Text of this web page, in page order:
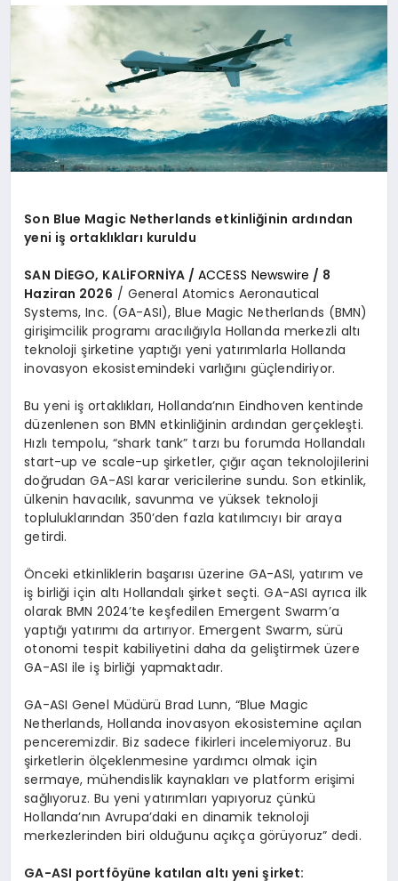
Son Blue Magic Netherlands etkinliğinin ardından
yeni iş ortaklıkları kuruldu
SAN DİEGO, KALİFORNİYA / ACCESS Newswire / 8
Haziran 2026 / General Atomics Aeronautical
Systems, Inc. (GA-ASI), Blue Magic Netherlands (BMN)
girişimcilik programı aracılığıyla Hollanda merkezli altı
teknoloji şirketine yaptığı yeni yatırımlarla Hollanda
inovasyon ekosistemindeki varlığını güçlendiriyor.
Bu yeni iş ortaklıkları, Hollanda’nın Eindhoven kentinde
düzenlenen son BMN etkinliğinin ardından gerçekleşti.
Hızlı tempolu, “shark tank” tarzı bu forumda Hollandalı
start-up ve scale-up şirketler, çığır açan teknolojilerini
doğrudan GA-ASI karar vericilerine sundu. Son etkinlik,
ülkenin havacılık, savunma ve yüksek teknoloji
topluluklarından 350’den fazla katılımcıyı bir araya
getirdi.
Önceki etkinliklerin başarısı üzerine GA-ASI, yatırım ve
iş birliği için altı Hollandalı şirket seçti. GA-ASI ayrıca ilk
olarak BMN 2024’te keşfedilen Emergent Swarm’a
yaptığı yatırımı da artırıyor. Emergent Swarm, sürü
otonomi tespit kabiliyetini daha da geliştirmek üzere
GA-ASI ile iş birliği yapmaktadır.
GA-ASI Genel Müdürü Brad Lunn, “Blue Magic
Netherlands, Hollanda inovasyon ekosistemine açılan
penceremizdir. Biz sadece fikirleri incelemiyoruz. Bu
şirketlerin ölçeklenmesine yardımcı olmak için
sermaye, mühendislik kaynakları ve platform erişimi
sağlıyoruz. Bu yeni yatırımları yapıyoruz çünkü
Hollanda’nın Avrupa’daki en dinamik teknoloji
merkezlerinden biri olduğunu açıkça görüyoruz” dedi.
GA-ASI portföyüne katılan altı yeni şirket: